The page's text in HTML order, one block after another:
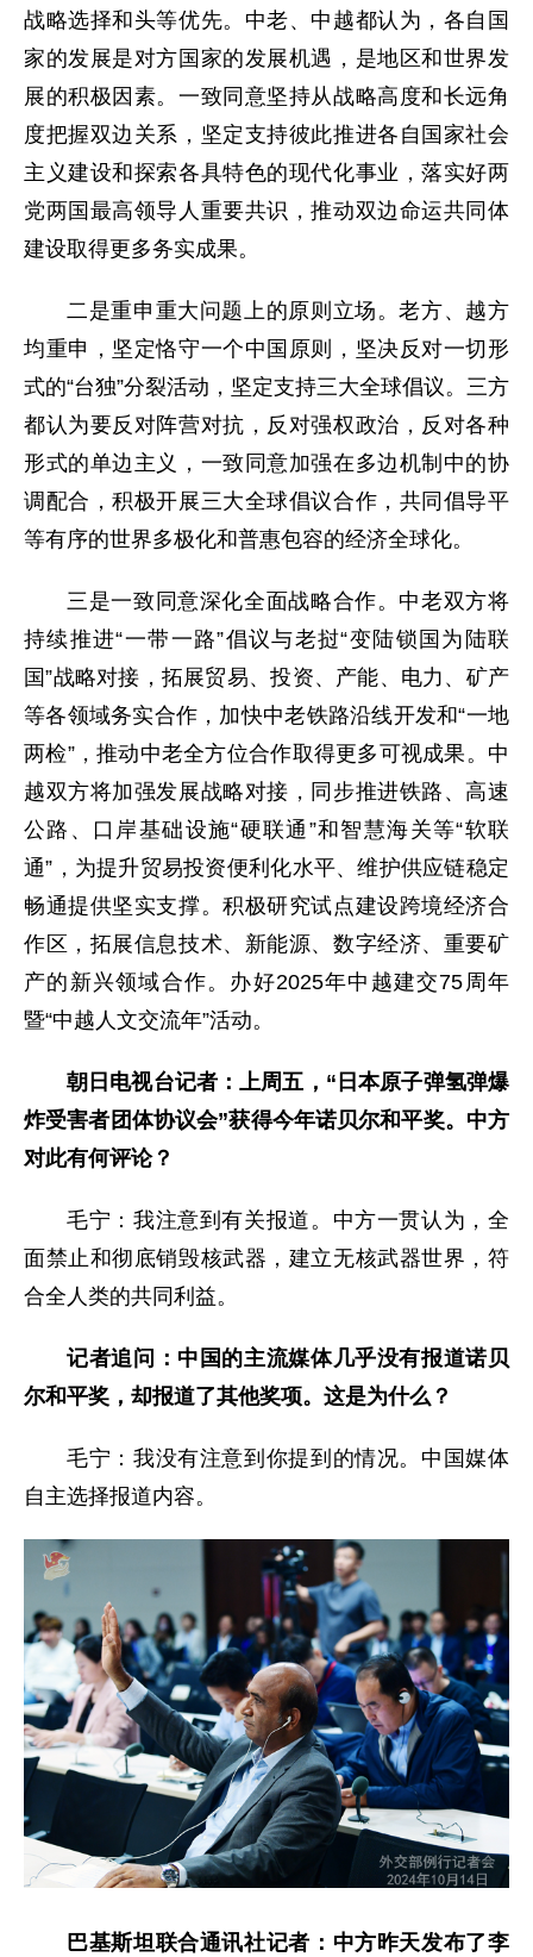
战略选择和头等优先。中老、中越都认为，各自国
家的发展是对方国家的发展机遇，是地区和世界发
展的积极因素。一致同意坚持从战略高度和长远角
度把握双边关系，坚定支持彼此推进各自国家社会
主义建设和探索各具特色的现代化事业，落实好两
党两国最高领导人重要共识，推动双边命运共同体
建设取得更多务实成果。
二是重申重大问题上的原则立场。老方、越方
均重申，坚定恪守一个中国原则，坚决反对一切形
式的“台独”分裂活动，坚定支持三大全球倡议。三方
都认为要反对阵营对抗，反对强权政治，反对各种
形式的单边主义，一致同意加强在多边机制中的协
调配合，积极开展三大全球倡议合作，共同倡导平
等有序的世界多极化和普惠包容的经济全球化。
三是一致同意深化全面战略合作。中老双方将
持续推进“一带一路”倡议与老挝“变陆锁国为陆联
国”战略对接，拓展贸易、投资、产能、电力、矿产
等各领域务实合作，加快中老铁路沿线开发和“一地
两检”，推动中老全方位合作取得更多可视成果。中
越双方将加强发展战略对接，同步推进铁路、高速
公路、口岸基础设施“硬联通”和智慧海关等“软联
通”，为提升贸易投资便利化水平、维护供应链稳定
畅通提供坚实支撑。积极研究试点建设跨境经济合
作区，拓展信息技术、新能源、数字经济、重要矿
产的新兴领域合作。办好2025年中越建交75周年
暨“中越人文交流年”活动。
朝日电视台记者：上周五，“日本原子弹氢弹爆
炸受害者团体协议会”获得今年诺贝尔和平奖。中方
对此有何评论？
毛宁：我注意到有关报道。中方一贯认为，全
面禁止和彻底销毁核武器，建立无核武器世界，符
合全人类的共同利益。
记者追问：中国的主流媒体几乎没有报道诺贝
尔和平奖，却报道了其他奖项。这是为什么？
毛宁：我没有注意到你提到的情况。中国媒体
自主选择报道内容。
巴基斯坦联合通讯社记者：中方昨天发布了李